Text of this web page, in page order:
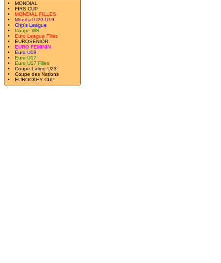
MONDIAL
FIRS CUP
MONDIAL FILLES
Mondial U20-U19
Chp's League
Coupe WS
Euro League Filles
EUROSENIOR
EURO FEMININ
Euro U19
Euro U17
Euro U17 Filles
Coupe Latine U23
Coupe des Nations
EUROCKEY CUP